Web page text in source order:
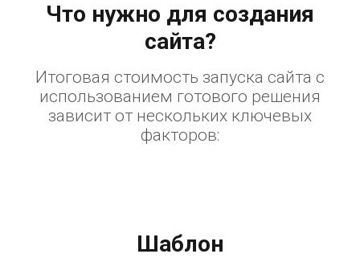
Что нужно для создания
сайта?
Итоговая стоимость запуска сайта с
использованием готового решения
зависит от нескольких ключевых
факторов:
Шаблон